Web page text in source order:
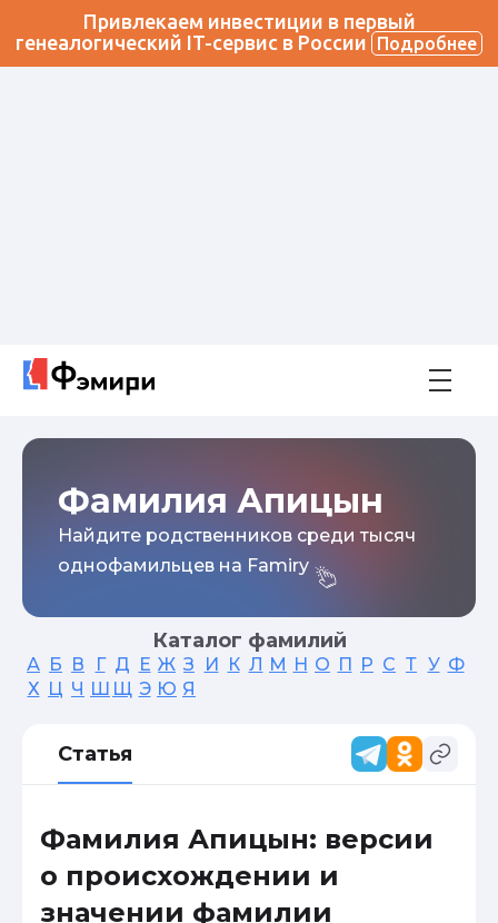
Привлекаем инвестиции в первый
генеалогический IT-сервис в России
Подробнее
Фамилия Апицын
Найдите родственников среди тысяч
однофамильцев на Famiry
Каталог фамилий
А Б В Г Д Е Ж З И К Л М Н О П Р С Т У Ф
Х Ц Ч Ш Щ Э Ю Я
Статья
Фамилия Апицын: версии
о происхождении и
значении фамилии